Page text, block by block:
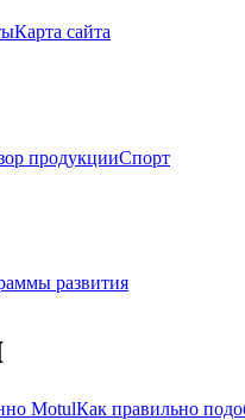
Карта сайта
продукцииСпорт
развития
MotulКак правильно